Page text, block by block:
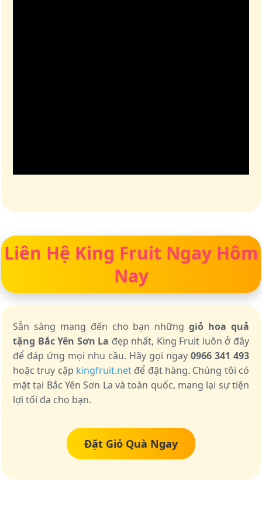
Liên Hệ King Fruit Ngay Hôm
Nay
Sẵn sàng mang đến cho bạn nhữnggiỏ hoa quả
tặng Bắc Yên Sơn La đẹp nhất, King Fruit luôn ở đây
để đáp ứng mọi nhu cầu. Hãy gọi ngay 0966 341 493
hoặc truy cập kingfruit.net để đặt hàng. Chúng tôi có
mặt tại Bắc Yên Sơn La và toàn quốc, mang lại sự tiện
lợi tối đa cho bạn.
Đặt Giỏ Quà Ngay